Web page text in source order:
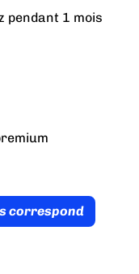
pendant 1 mois
correspond